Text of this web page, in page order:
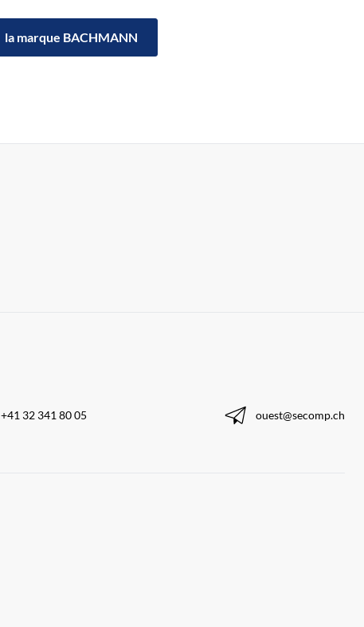
la marque BACHMANN
+41 32 341 80 05 ouest@secomp.ch